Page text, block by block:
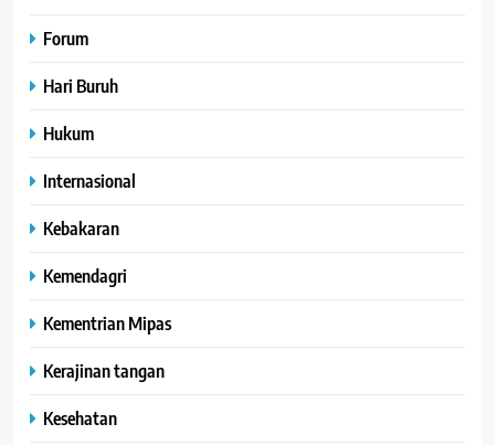
Forum
Hari Buruh
Hukum
Internasional
Kebakaran
Kemendagri
Kementrian Mipas
Kerajinan tangan
Kesehatan